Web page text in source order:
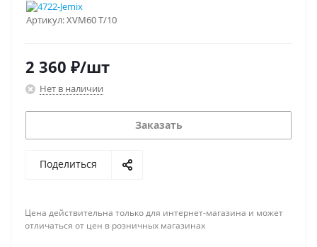
Артикул:XVM60 T/10
2 360 ₽/шт
Нет в наличии
Заказать
Поделиться
Цена действительна только для интернет-магазина и может
отличаться от цен в розничных магазинах